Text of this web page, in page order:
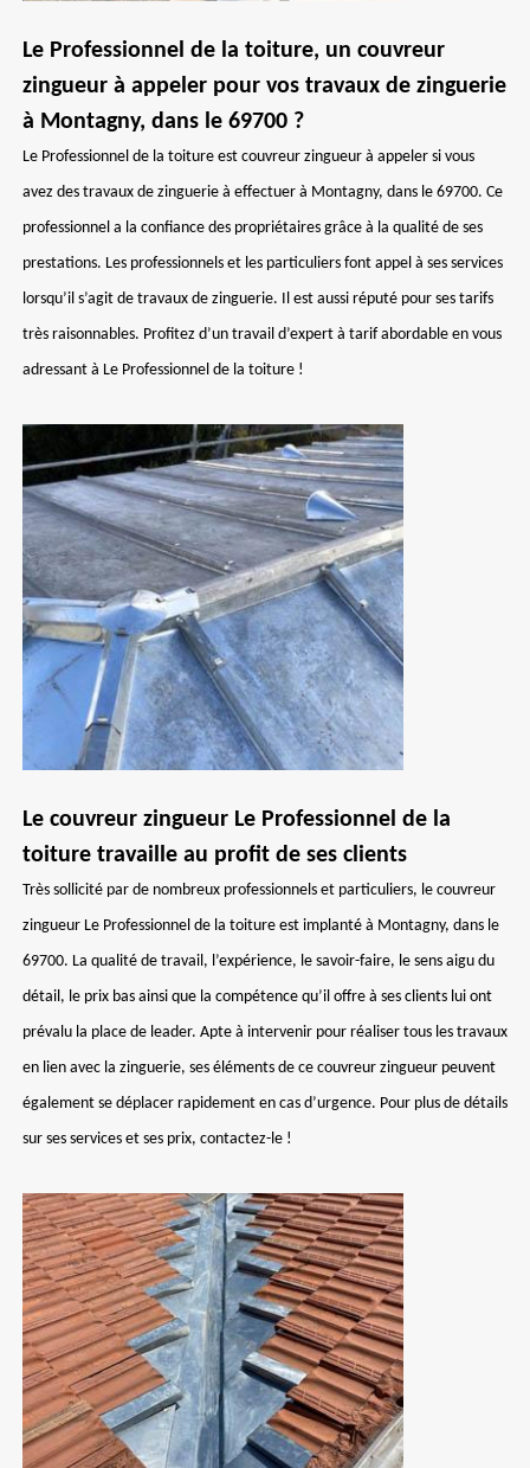
Le Professionnel de la toiture, un couvreur
zingueur à appeler pour vos travaux de zinguerie
à Montagny, dans le 69700 ?
Le Professionnel de la toiture est couvreur zingueur à appeler si vous
avez des travaux de zinguerie à effectuer à Montagny, dans le 69700. Ce
professionnel a la confiance des propriétaires grâce à la qualité de ses
prestations. Les professionnels et les particuliers font appel à ses services
lorsqu’il s’agit de travaux de zinguerie. Il est aussi réputé pour ses tarifs
très raisonnables. Profitez d’un travail d’expert à tarif abordable en vous
adressant à Le Professionnel de la toiture !
Le couvreur zingueur Le Professionnel de la
toiture travaille au profit de ses clients
Très sollicité par de nombreux professionnels et particuliers, le couvreur
zingueur Le Professionnel de la toiture est implanté à Montagny, dans le
69700. La qualité de travail, l’expérience, le savoir-faire, le sens aigu du
détail, le prix bas ainsi que la compétence qu’il offre à ses clients lui ont
prévalu la place de leader. Apte à intervenir pour réaliser tous les travaux
en lien avec la zinguerie, ses éléments de ce couvreur zingueur peuvent
également se déplacer rapidement en cas d’urgence. Pour plus de détails
sur ses services et ses prix, contactez-le !